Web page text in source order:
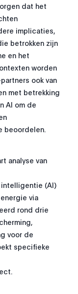
dat het
implicaties,
betrokken zijn
en het
worden
ook van
met betrekking
AI om de
beoordelen.
analyse van
(AI)
via
rond drie
voor de
specifieke